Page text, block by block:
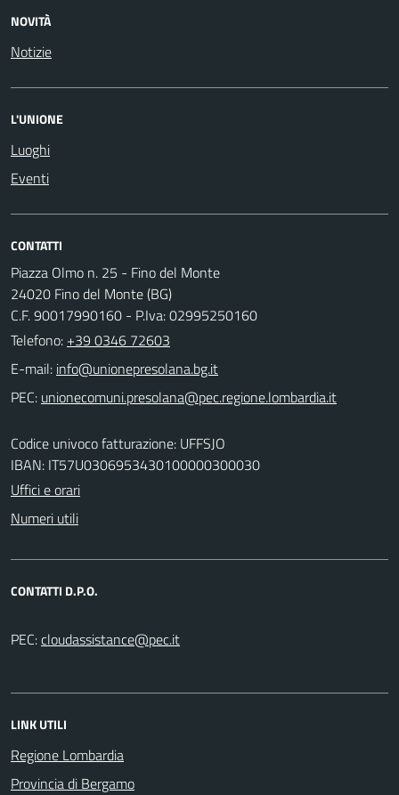
NOVITÀ
Notizie
L'UNIONE
Luoghi
Eventi
CONTATTI
Piazza Olmo n. 25 - Fino del Monte
24020 Fino del Monte (BG)
C.F. 90017990160 - P.Iva: 02995250160
Telefono: +39 0346 72603
E-mail:
PEC:
Codice univoco fatturazione: UFFSJO
IBAN: IT57U0306953430100000300030
Uffici e orari
Numeri utili
CONTATTI D.P.O.
PEC:
LINK UTILI
Regione Lombardia
Provincia di Bergamo